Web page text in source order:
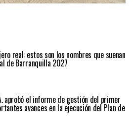
real: estos son los nombres que suenan
de Barranquilla 2027
aprobó el informe de gestión del primer
avances en la ejecución del Plan de